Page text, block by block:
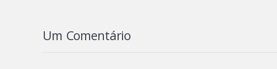
Um Comentário